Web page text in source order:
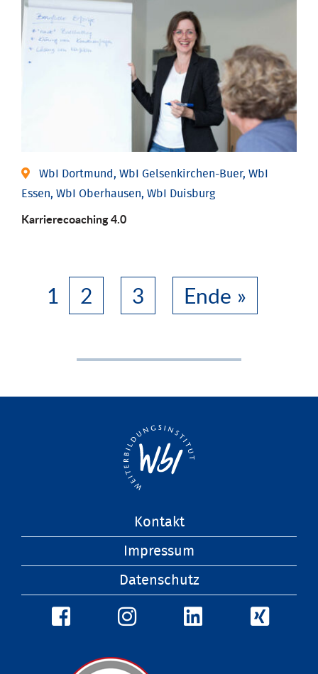
WbI Dortmund, WbI Gelsenkirchen-Buer, WbI
Essen, WbI Oberhausen, WbI Duisburg
Karriere­coaching 4.0
1 2 3 Ende »
Kontakt
Impressum
Datenschutz